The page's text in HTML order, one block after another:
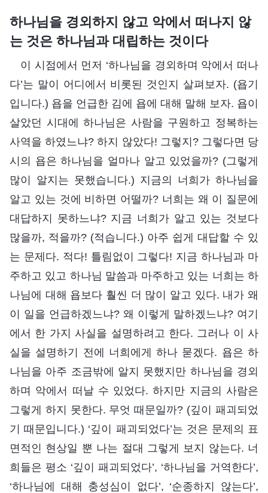
하나님을 경외하지 않고 악에서 떠나지 않
는 것은 하나님과 대립하는 것이다
이 시점에서 먼저 ‘하나님을 경외하며 악에서 떠나
다’는 말이 어디에서 비롯된 것인지 살펴보자. (욥기
입니다.) 욥을 언급한 김에 욥에 대해 말해 보자. 욥이
살았던 시대에 하나님은 사람을 구원하고 정복하는
사역을 하였느냐? 하지 않았다! 그렇지? 그렇다면 당
시의 욥은 하나님을 얼마나 알고 있었을까? (그렇게
많이 알지는 못했습니다.) 지금의 너희가 하나님을
알고 있는 것에 비하면 어떨까? 너희는 왜 이 질문에
대답하지 못하느냐? 지금 너희가 알고 있는 것보다
많을까, 적을까? (적습니다.) 아주 쉽게 대답할 수 있
는 문제다. 적다! 틀림없이 그렇다! 지금 하나님과 마
주하고 있고 하나님 말씀과 마주하고 있는 너희는 하
나님에 대해 욥보다 훨씬 더 많이 알고 있다. 내가 왜
이 일을 언급하겠느냐? 왜 이렇게 말하겠느냐? 여기
에서 한 가지 사실을 설명하려고 한다. 그러나 이 사
실을 설명하기 전에 너희에게 하나 묻겠다. 욥은 하
나님을 아주 조금밖에 알지 못했지만 하나님을 경외
하며 악에서 떠날 수 있었다. 하지만 지금의 사람은
그렇게 하지 못한다. 무엇 때문일까? (깊이 패괴되었
기 때문입니다.) ‘깊이 패괴되었다’는 것은 문제의 표
면적인 현상일 뿐 나는 절대 그렇게 보지 않는다. 너
희들은 평소 ‘깊이 패괴되었다’, ‘하나님을 거역한다’,
‘하나님에 대해 충성심이 없다’, ‘순종하지 않는다’,